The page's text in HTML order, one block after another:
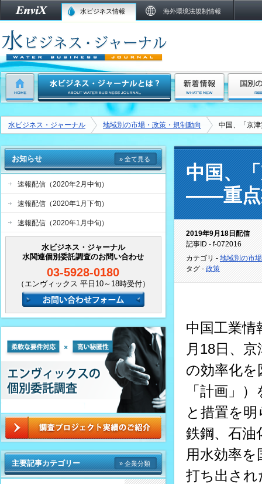
水ビジネス情報 海外環境法規制情報
水ビジネス・ジャーナル 地域別の市場・政策・規制動向 中国、「京
中国、
――重点
2019年9月18日配信
記事ID - f-072016
カテゴリ - 地域別の市
タグ - 政策
中国工業情
月18日、
の効率化を
「計画」
と措置を
鉄鋼、石油
用水効率
打ち出され
お知らせ » 全て見る
速報配信（2020年2月中旬）
速報配信（2020年1月下旬）
速報配信（2020年1月中旬）
水ビジネス・ジャーナル
水関連個別委託調査のお問い合わせ
03-5928-0180
（エンヴィックス 平日10～18時受付）
主要記事カテゴリー » 企業分類